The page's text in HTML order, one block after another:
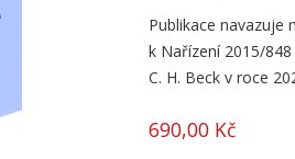
Publikace navazuje
k Nařízení 2015/
C. H. Beck v roce
690,00 Kč